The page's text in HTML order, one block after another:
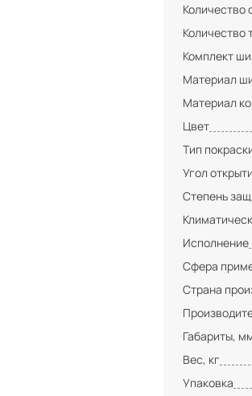
Количество
Количество
Комплект
Материал
Материал
Цвет
Тип
Угол
Степень
Исполнение
Сфера
Страна
Габариты,
Вес, кг
Упаковка